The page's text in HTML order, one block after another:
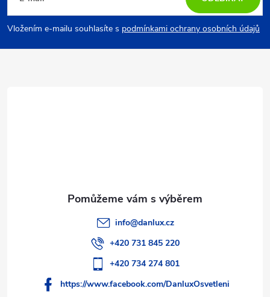
pVložením e-mailu souhlasíte s podmínkami ochrany osobních údajů
info@danlux.cz
+420 731 845 220
+420 734 274 801
https://www.facebook.com/DanluxOsvetleni